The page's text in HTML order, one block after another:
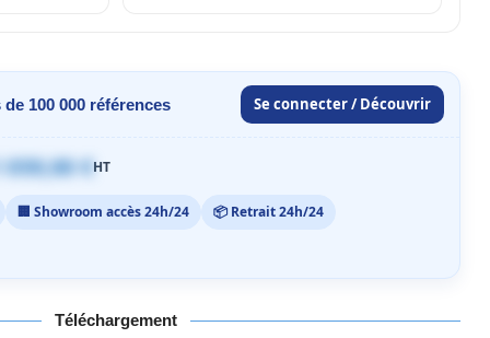
100 000 références Se connecter / Découvrir
059,00 €HT
🏢 Showroom accès 24h/24
📦 Retrait 24h/24
Téléchargement